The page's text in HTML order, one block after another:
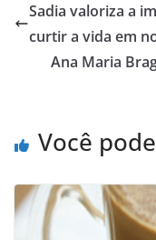
Sadia valoriza a
curtir a vida em
Ana Maria
Você